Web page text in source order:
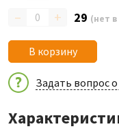
– + 29 (нет
В корзину
Задать вопрос